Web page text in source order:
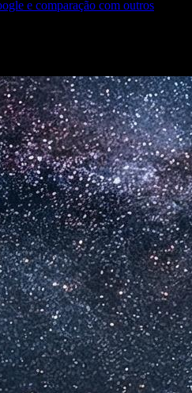
e comparação com outros